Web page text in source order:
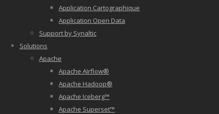
Application Cartographique
Application Open Data
Support by Synaltic
Solutions
Apache
Apache AIrflow®
Apache Hadoop®
Apache Iceberg™
Apache Superset™